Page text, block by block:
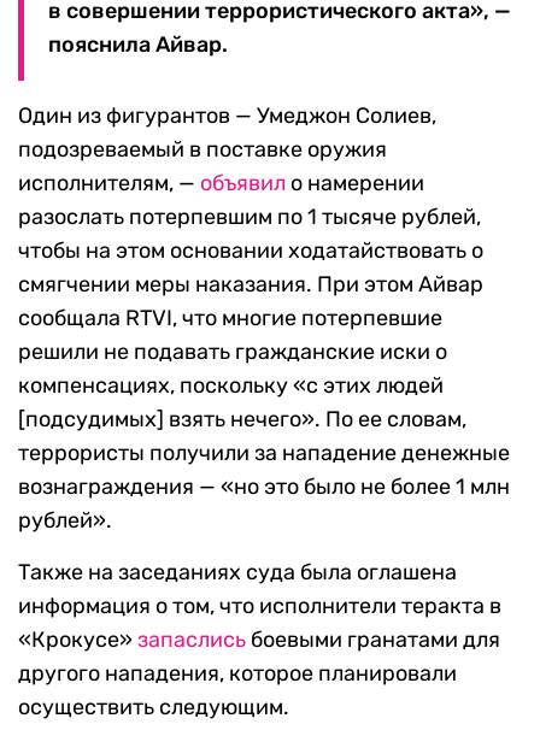
в совершении террористического акта», —
пояснила Айвар.
Один из фигурантов — Умеджон Солиев,
подозреваемый в поставке оружия
исполнителям, — объявил о намерении
разослать потерпевшим по 1 тысяче рублей,
чтобы на этом основании ходатайствовать о
смягчении меры наказания. При этом Айвар
сообщала RTVI, что многие потерпевшие
решили не подавать гражданские иски о
компенсациях, поскольку «с этих людей
[подсудимых] взять нечего». По ее словам,
террористы получили за нападение денежные
вознаграждения — «но это было не более 1 млн
рублей».
Также на заседаниях суда была оглашена
информация о том, что исполнители теракта в
«Крокусе»запаслись боевыми гранатами для
другого нападения, которое планировали
осуществить следующим.